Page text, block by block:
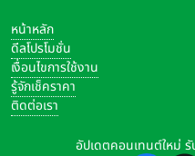
หน้าหลัก
ดีลโปรโมชั่น
เงื่อนไขการใช้งาน
รู้จักเช็คราคา
ติดต่อเรา
อัปเดตคอนเทนต์ใหม่